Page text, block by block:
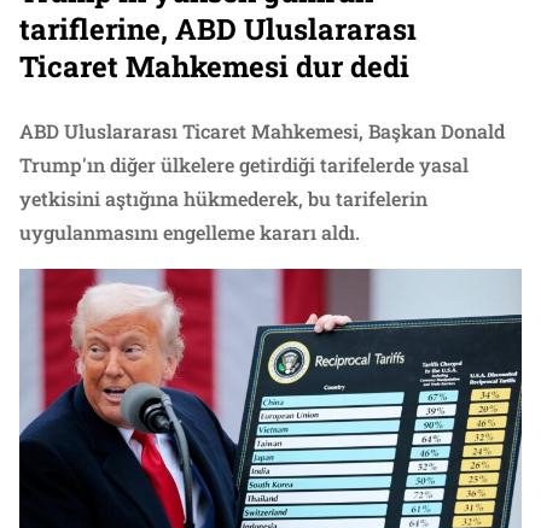
tariflerine, ABD Uluslararası
Ticaret Mahkemesi dur dedi
ABD Uluslararası Ticaret Mahkemesi, Başkan Donald
Trump'ın diğer ülkelere getirdiği tarifelerde yasal
yetkisini aştığına hükmederek, bu tarifelerin
uygulanmasını engelleme kararı aldı.